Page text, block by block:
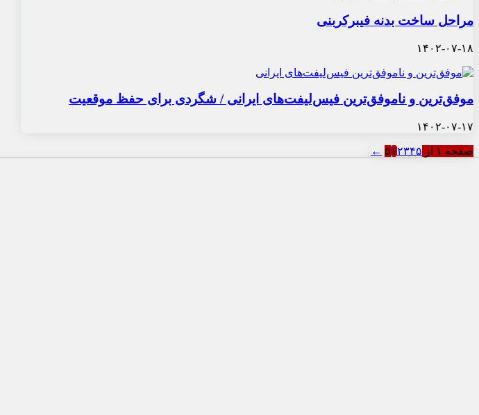
مراحل ساخت بدنه فیبرکربنی
۱۴۰۲-۰۷-۱۸
موفق‌ترین و ناموفق‌ترین فیس‌لیفت‌های ایرانی‌ / شگردی برای حفظ موقعیت
۱۴۰۲-۰۷-۱۷
صفحه ۱ از ۵ ۱۲۳۴۵ ←